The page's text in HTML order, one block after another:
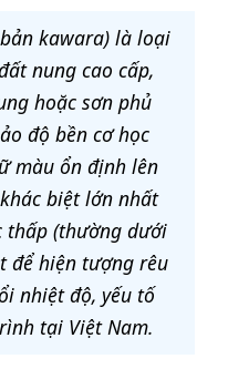
kawara) là loại
nung cao cấp,
hoặc sơn phủ
độ bền cơ học
màu ổn định lên
biệt lớn nhất
thấp (thường dưới
để hiện tượng rêu
nhiệt độ, yếu tố
tại Việt Nam.